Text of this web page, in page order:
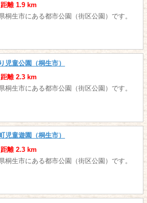
距離 1.9 km
桐生市にある都市公園（街区公園）です。
児童公園（桐生市）
距離 2.3 km
桐生市にある都市公園（街区公園）です。
児童遊園（桐生市）
距離 2.3 km
桐生市にある都市公園（街区公園）です。